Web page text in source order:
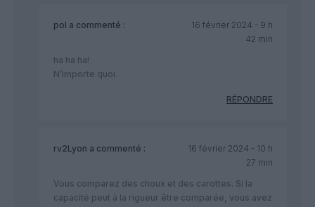
pol a commenté :
16 février 2024 - 9 h
42 min
ha ha ha!
N’importe quoi.
RÉPONDRE
rv2Lyon a commenté :
16 février 2024 - 10 h
27 min
Vous comparez des choux et des carottes. Si la
capacité peut à la rigueur être comparée, vous avez